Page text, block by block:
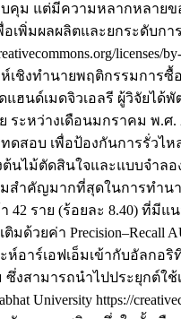
ม แต่มีความหลากหลาย
พิ่มผลผลิตและยกระดับก
licenses/
เชิงทำนายพฤติกรรมการ
ด์เมดจิวเอลรี ผู้วิจัยได้
ะหว่างเดือนมกราคม พ.ศ.
ทดสอบ เพื่อป้องกันการรั่
ไม้ตัดสินใจและแบบจำล
สำคัญมากที่สุดในการทำ
ราย (ร้อยละ 8.40) ที่มี
ยค่า Precision–Recall
ร์เอฟเอ็มเข้ากับอัลกอริ
สามารถนำไปประยุกต์ใ
University https://